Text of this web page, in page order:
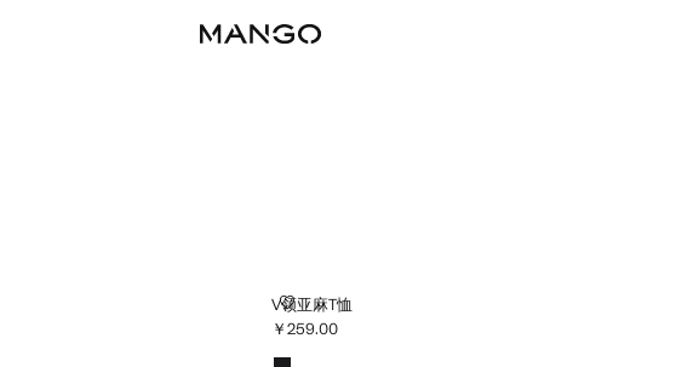
V领亚麻T恤
V领亚麻T恤
当前价格 [￥259.00 ]
￥259.00
颜色
黑色